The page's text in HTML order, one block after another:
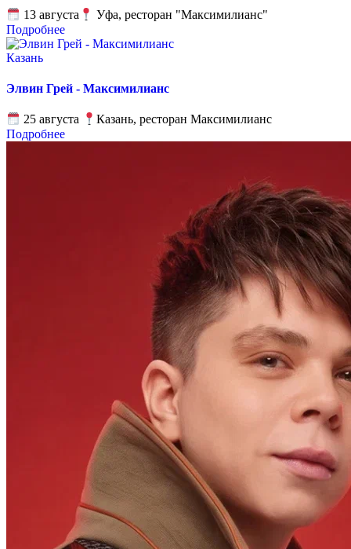
13 августа
Уфа, ресторан "Максимилианс"
Подробнее
Казань
Элвин Грей - Максимилианс
25 августа
Казань, ресторан Максимилианс
Подробнее